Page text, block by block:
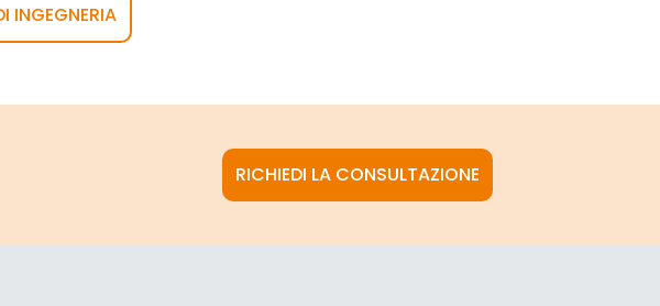
INGEGNERIA
RICHIEDI LA CONSULTAZIONE